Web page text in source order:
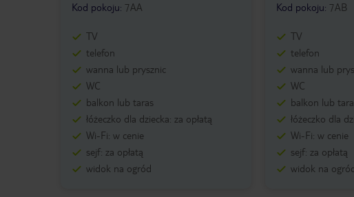
Kod pokoju: 7AA
TV
telefon
wanna lub prysznic
WC
balkon lub taras
łóżeczko dla dziecka: za opłatą
Wi-Fi: w cenie
sejf: za opłatą
widok na ogród
Kod pokoju: 7AB
TV
telefon
wanna lub
WC
balkon lub
łóżeczko dla
Wi-Fi: w cenie
sejf: za opłatą
widok na